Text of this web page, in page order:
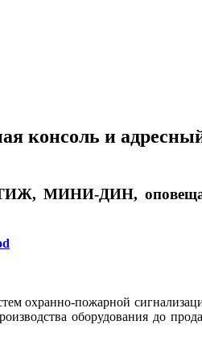
консоль и
ДИН,
охранно-пожарной
оборудования до